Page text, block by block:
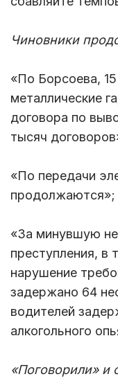
Чиновники
«По Борсоева,
металлические
договора по
тысяч
«По передачи
продолжаются»;
«За минувшую
преступления, в
нарушение
задержано 64
водителей
алкогольного
«Поговорили» и